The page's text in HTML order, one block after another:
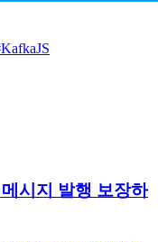
KafkaJS
시지 발행 보장하